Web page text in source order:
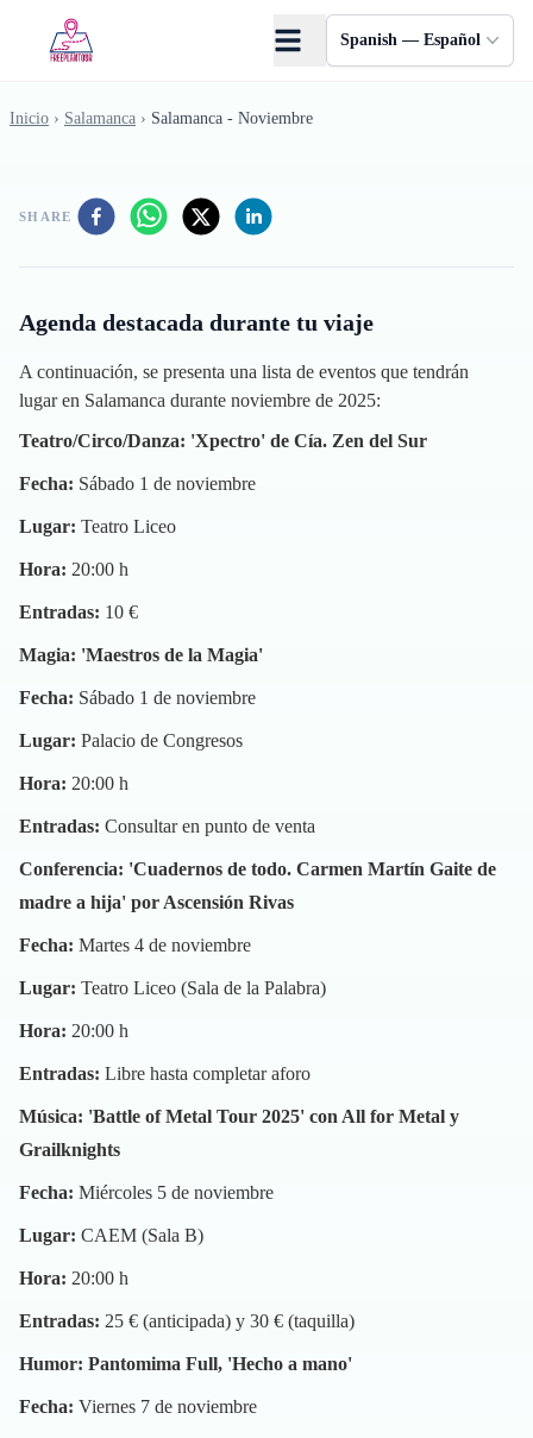
Spanish — Español
Inicio › Salamanca › Salamanca - Noviembre
SHARE
Agenda destacada durante tu viaje
A continuación, se presenta una lista de eventos que tendrán
lugar en Salamanca durante noviembre de 2025:
Teatro/Circo/Danza: 'Xpectro' de Cía. Zen del Sur
Fecha: Sábado 1 de noviembre
Lugar: Teatro Liceo
Hora: 20:00 h
Entradas: 10 €
Magia: 'Maestros de la Magia'
Fecha: Sábado 1 de noviembre
Lugar: Palacio de Congresos
Hora: 20:00 h
Entradas: Consultar en punto de venta
Conferencia: 'Cuadernos de todo. Carmen Martín Gaite de
madre a hija' por Ascensión Rivas
Fecha: Martes 4 de noviembre
Lugar: Teatro Liceo (Sala de la Palabra)
Hora: 20:00 h
Entradas: Libre hasta completar aforo
Música: 'Battle of Metal Tour 2025' con All for Metal y
Grailknights
Fecha: Miércoles 5 de noviembre
Lugar: CAEM (Sala B)
Hora: 20:00 h
Entradas: 25 € (anticipada) y 30 € (taquilla)
Humor: Pantomima Full, 'Hecho a mano'
Fecha: Viernes 7 de noviembre